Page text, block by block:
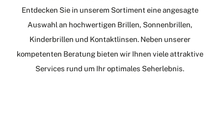
Entdecken Sie in unserem Sortiment eine angesagte
Auswahl an hochwertigen Brillen, Sonnenbrillen,
Kinderbrillen und Kontaktlinsen. Neben unserer
kompetenten Beratung bieten wir Ihnen viele attraktive
Services rund um Ihr optimales Seherlebnis.